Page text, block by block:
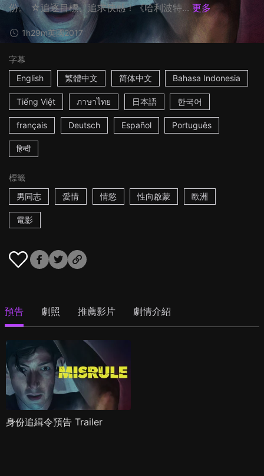
份。 ☆追逐目標、追求快感！《哈利波特... 更多
1h29m英國2017
字幕
English
繁體中文 简体中文 Bahasa Indonesia
Tiếng Việt ภาษาไทย 日本語 한국어
français Deutsch Español Português
हिन्दी
標籤
男同志
愛情 情慾 性向啟蒙 歐洲
電影
預告 劇照 推薦影片 劇情介紹
身份追緝令預告 Trailer